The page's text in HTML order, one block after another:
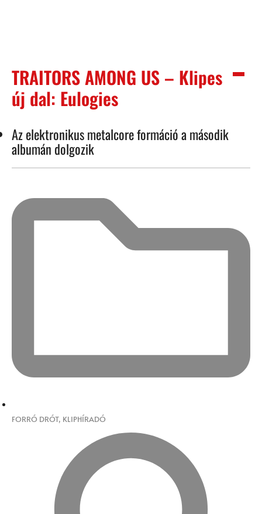
TRAITORS AMONG US – Klipes
új dal: Eulogies
Az elektronikus metalcore formáció a második
albumán dolgozik
FORRÓ DRÓT, KLIPHÍRADÓ